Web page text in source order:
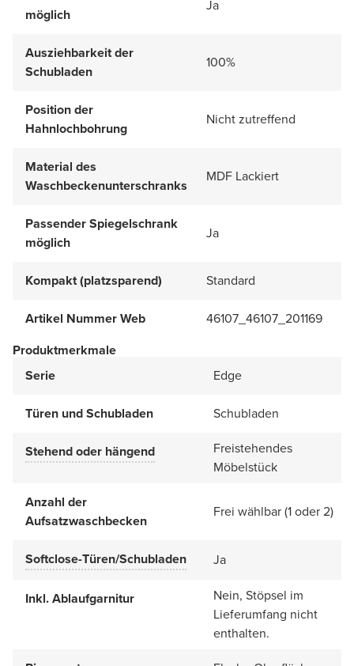
möglich
Ja
Ausziehbarkeit der
Schubladen
100%
Position der
Hahnlochbohrung
Nicht zutreffend
Material des
Waschbeckenunterschranks
MDF Lackiert
Passender Spiegelschrank
möglich
Ja
Kompakt (platzsparend) Standard
Artikel Nummer Web
46107_46107_201169
Produktmerkmale
Serie
Edge
Türen und Schubladen Schubladen
Stehend oder hängend
Freistehendes
Möbelstück
Anzahl der
Aufsatzwaschbecken
Frei wählbar (1 oder 2)
Softclose-Türen/Schubladen Ja
Inkl. Ablaufgarnitur
Nein, Stöpsel im
Lieferumfang nicht
enthalten.